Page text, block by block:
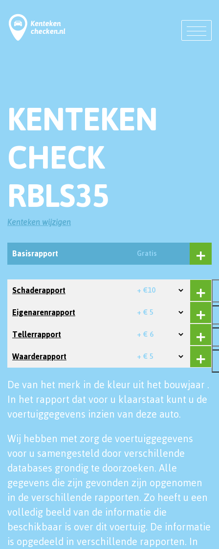
KENTEKEN
CHECK
RBLS35
Kenteken wijzigen
Basisrapport Gratis
Schaderapport + €10
Eigenarenrapport + € 5
Tellerrapport + € 6
Waarderapport + € 5
De van het merk in de kleur uit het bouwjaar .
In het rapport dat voor u klaarstaat kunt u de
voertuiggegevens inzien van deze auto.
Wij hebben met zorg de voertuiggegevens
voor u samengesteld door verschillende
databases grondig te doorzoeken. Alle
gegevens die zijn gevonden zijn opgenomen
in de verschillende rapporten. Zo heeft u een
volledig beeld van de informatie die
beschikbaar is over dit voertuig. De informatie
is opgedeeld in verschillende rapporten. In